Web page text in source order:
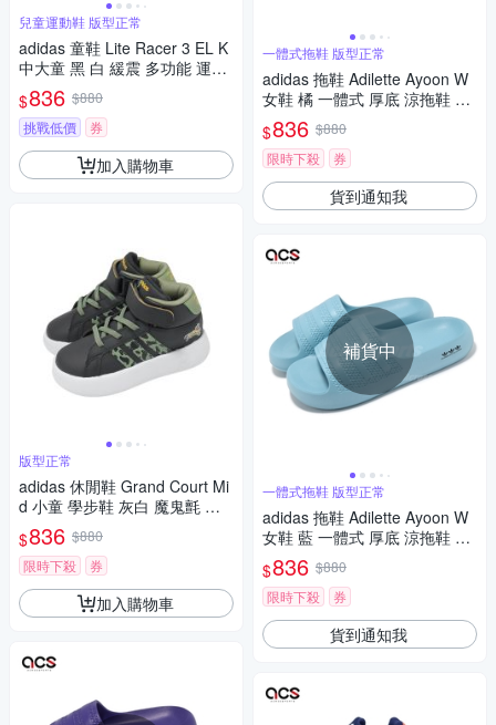
兒童運動鞋 版型正常
adidas 童鞋 Lite Racer 3 EL K
中大童 黑 白 緩震 多功能 運動
鞋 愛迪達 HQ3763
$836 $880
挑戰低價
券
加入購物車
版型正常
adidas 休閒鞋 Grand Court Mi
d 小童 學步鞋 灰白 魔鬼氈 獅
子王聯名 愛迪達 IF4096
$836 $880
限時下殺
券
加入購物車
一體式拖鞋 版型正常
adidas 拖鞋 Adilette Ayoon W
女鞋 橘 一體式 厚底 涼拖鞋 愛
迪達 IE5622
$836 $880
限時下殺
券
貨到通知我
補貨中
一體式拖鞋 版型正常
adidas 拖鞋 Adilette Ayoon W
女鞋 藍 一體式 厚底 涼拖鞋 愛
迪達 IE5623
$836 $880
限時下殺
券
貨到通知我